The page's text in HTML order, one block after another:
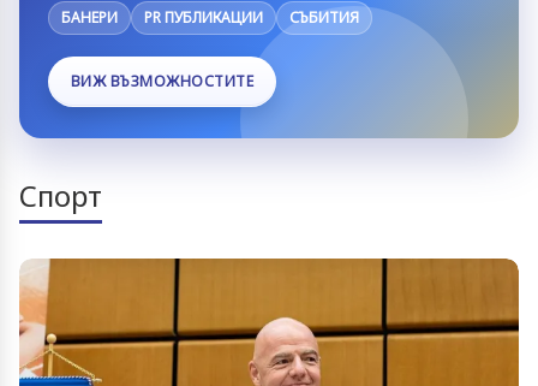
БАНЕРИ PR ПУБЛИКАЦИИ СЪБИТИЯ
ВИЖ ВЪЗМОЖНОСТИТЕ
Спорт